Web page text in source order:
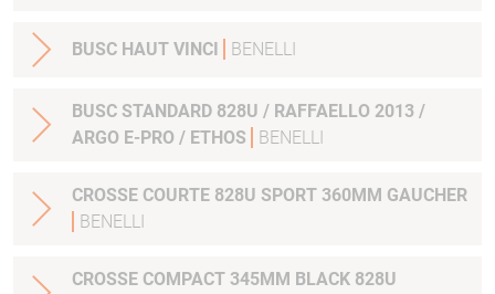
BUSC HAUT VINCI BENELLI
BUSC STANDARD 828U / RAFFAELLO 2013 /
ARGO E-PRO / ETHOS
BENELLI
CROSSE COURTE 828U SPORT 360MM GAUCHER
BENELLI
CROSSE COMPACT 345MM BLACK 828U